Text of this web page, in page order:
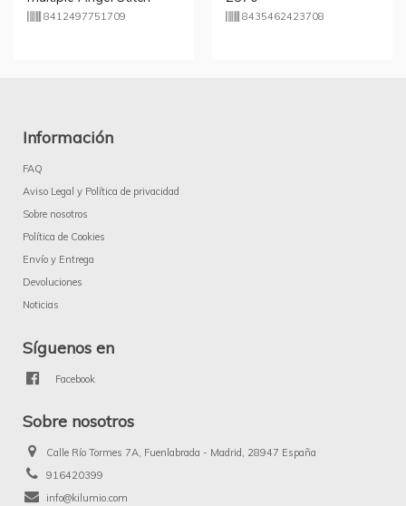
8412497751709 8435462423708
Información
FAQ
Aviso Legal y Política de privacidad
Sobre nosotros
Política de Cookies
Envío y Entrega
Devoluciones
Noticias
Síguenos en
Facebook
Sobre nosotros
Calle Río Tormes 7A, Fuenlabrada - Madrid, 28947 España
916420399
info@kilumio.com